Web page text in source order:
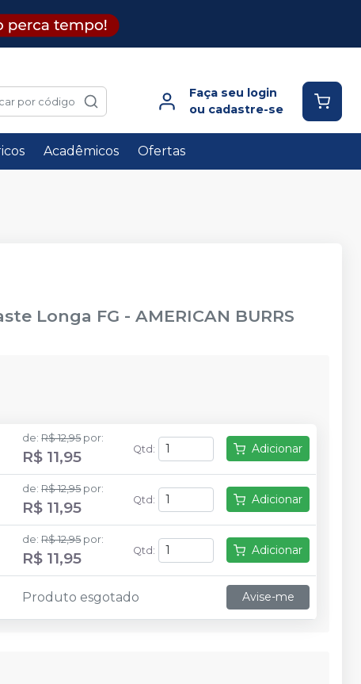
por código
Faça seu login
ou cadastre-se
Acadêmicos Ofertas
Longa FG -AMERICAN BURRS
de: R$ 12,95 por:
R$ 11,95 Qtd : Adicionar
de: R$ 12,95 por:
R$ 11,95 Qtd : Adicionar
de: R$ 12,95 por:
R$ 11,95 Qtd : Adicionar
Produto esgotado Avise-me